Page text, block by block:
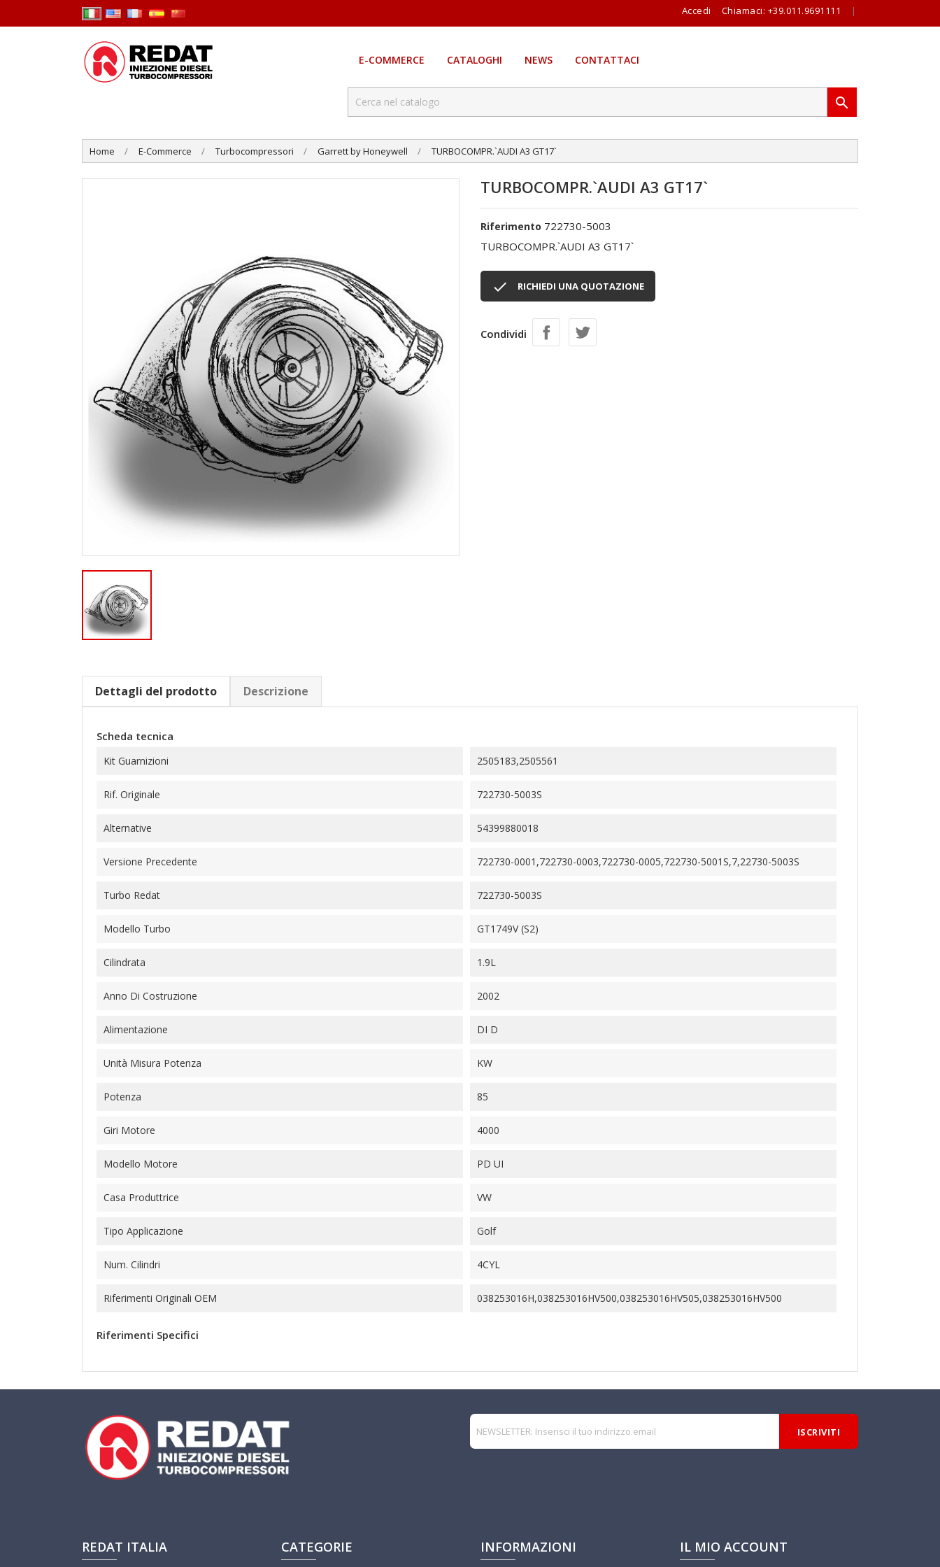
Accedi Chiamaci: +39.011.9691111 |
E-COMMERCE CATALOGHI NEWS CONTATTACI

Home E-Commerce Turbocompressori Garrett by Honeywell TURBOCOMPR.`AUDI A3 GT17`
TURBOCOMPR.`AUDI A3 GT17`
Riferimento 722730-5003
TURBOCOMPR.`AUDI A3 GT17`
 RICHIEDI UNA QUOTAZIONE
Condividi
Dettagli del prodotto Descrizione
Scheda tecnica
Kit Guarnizioni 2505183,2505561
Rif. Originale 722730-5003S
Alternative 54399880018
Versione Precedente 722730-0001,722730-0003,722730-0005,722730-5001S,7,22730-5003S
Turbo Redat 722730-5003S
Modello Turbo GT1749V (S2)
Cilindrata 1.9L
Anno Di Costruzione 2002
Alimentazione DI D
Unità Misura Potenza KW
Potenza 85
Giri Motore 4000
Modello Motore PD UI
Casa Produttrice VW
Tipo Applicazione Golf
Num. Cilindri 4CYL
Riferimenti Originali OEM 038253016H,038253016HV500,038253016HV505,038253016HV500
Riferimenti Specifici
REDAT ITALIA CATEGORIE INFORMAZIONI IL MIO ACCOUNT